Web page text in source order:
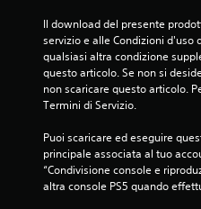
Il download del presente
servizio e alle Condizioni d'uso
qualsiasi altra condizione
questo articolo. Se non si
non scaricare questo articolo.
Termini di Servizio.
Puoi scaricare ed eseguire
principale associata al tuo
“Condivisione console e
altra console PS5 quando